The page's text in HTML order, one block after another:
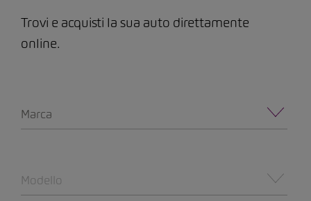
Trovi e acquisti la sua auto direttamente
online.
Marca
Modello